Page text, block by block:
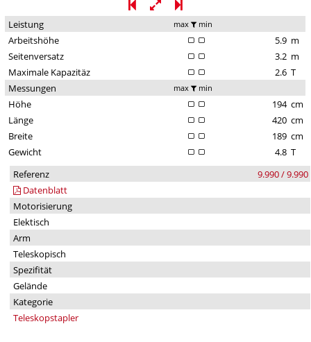
Leistung max min
Arbeitshöhe 5.9 m
Seitenversatz
3.2 m
Maximale Kapazitäz
2.6 T
Messungen
max min
Höhe 194 cm
Länge
420 cm
Breite
189 cm
Gewicht
4.8 T
Referenz
9.990 / 9.990
Datenblatt
Motorisierung
Elektisch
Arm
Teleskopisch
Spezifität
Gelände
Kategorie
Teleskopstapler